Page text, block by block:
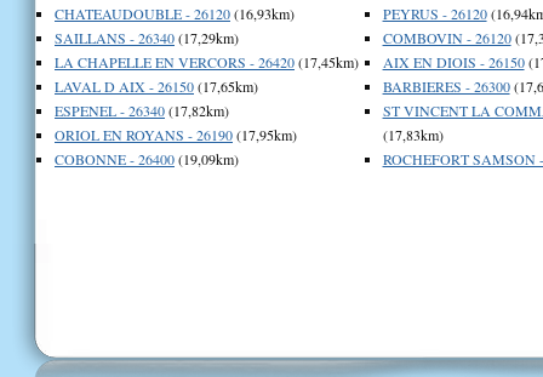
CHATEAUDOUBLE - 26120(16,93km)
SAILLANS - 26340(17,29km)
LA CHAPELLE EN VERCORS - 26420(17,45km)
LAVAL D AIX - 26150(17,65km)
ESPENEL - 26340(17,82km)
ORIOL EN ROYANS - 26190(17,95km)
COBONNE - 26400(19,09km)
PEYRUS - 26120
COMBOVIN - 26120
AIX EN DIOIS - 26150
BARBIERES - 26300
ST VINCENT LA
(17,83km)
ROCHEFORT SAMSON